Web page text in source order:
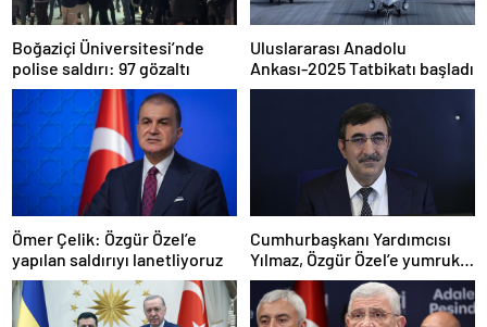
Boğaziçi Üniversitesi’nde
polise saldırı: 97 gözaltı
Uluslararası Anadolu
Ankası-2025 Tatbikatı başladı
Ömer Çelik: Özgür Özel’e
yapılan saldırıyı lanetliyoruz
Cumhurbaşkanı Yardımcısı
Yılmaz, Özgür Özel’e yumruklu
saldırıyı kınadı